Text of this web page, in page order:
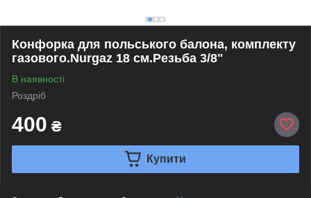
Конфорка для польського балона, комплекту
газового.Nurgaz 18 см.Резьба 3/8"
В наявності
Роздріб
400 ₴
Купити